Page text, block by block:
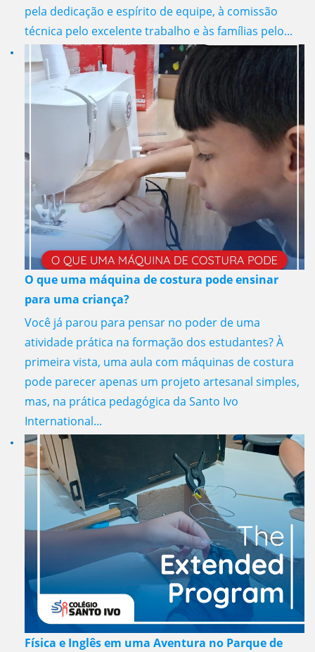
pela dedicação e espírito de equipe, à comissão
técnica pelo excelente trabalho e às famílias pelo...
O que uma máquina de costura pode ensinar
para uma criança?
Você já parou para pensar no poder de uma
atividade prática na formação dos estudantes? À
primeira vista, uma aula com máquinas de costura
pode parecer apenas um projeto artesanal simples,
mas, na prática pedagógica da Santo Ivo
International...
Física e Inglês em uma Aventura no Parque de